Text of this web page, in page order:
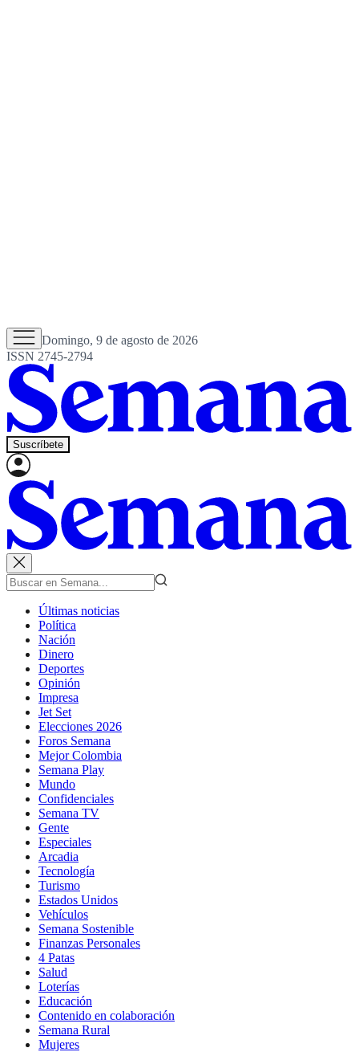
Domingo, 9 de agosto de 2026
ISSN 2745-2794
Suscríbete
Últimas noticias
Política
Nación
Dinero
Deportes
Opinión
Impresa
Jet Set
Elecciones 2026
Foros Semana
Mejor Colombia
Semana Play
Mundo
Confidenciales
Semana TV
Gente
Especiales
Arcadia
Tecnología
Turismo
Estados Unidos
Vehículos
Semana Sostenible
Finanzas Personales
4 Patas
Salud
Loterías
Educación
Contenido en colaboración
Semana Rural
Mujeres